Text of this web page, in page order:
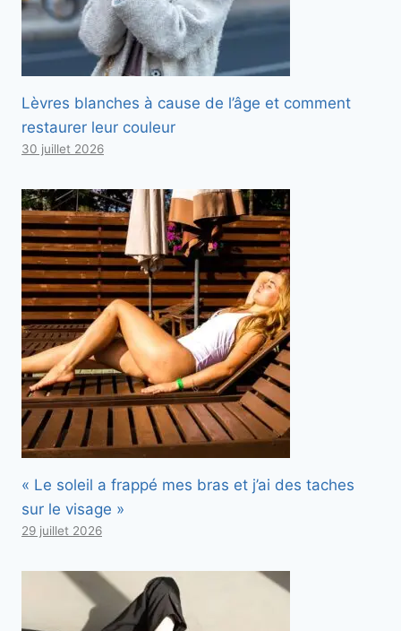
Lèvres blanches à cause de l’âge et comment
restaurer leur couleur
30 juillet 2026
« Le soleil a frappé mes bras et j’ai des taches
sur le visage »
29 juillet 2026